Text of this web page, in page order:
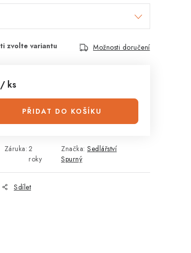
Možnosti doručení
/ ks
PŘIDAT DO KOŠÍKU
Záruka: 2
roky
Značka: Sedlářství
Spurný
Sdílet